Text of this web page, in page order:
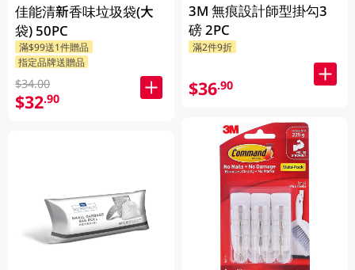
佳能清新香味垃圾袋(大
袋) 50PC
滿$99送1件贈品
指定品牌送贈品
$34.00
$32.90
3M 無痕設計師型掛勾3
磅 2PC
滿2件9折
$36.90